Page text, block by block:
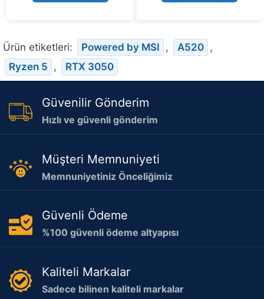
f
f
Ürün etiketleri: Powered by MSI , A520 ,
Ryzen 5
, RTX 3050
Güvenilir Gönderim
Hızlı ve güvenli gönderim
Müşteri Memnuniyeti
Memnuniyetiniz Önceliğimiz
Güvenli Ödeme
%100 güvenli ödeme altyapısı
Kaliteli Markalar
Sadece bilinen kaliteli markalar